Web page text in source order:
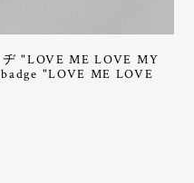
"LOVE ME LOVE MY
"LOVE ME LOVE